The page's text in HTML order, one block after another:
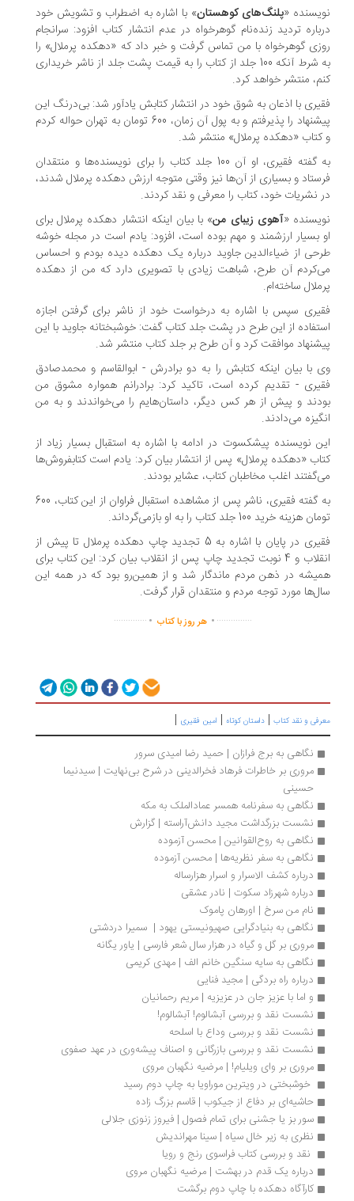
«پلنگ‌های کوهستان» با اشاره به اضطراب و تشویش خود
تردید زنده‌نام گوهرخواه در عدم انتشار کتاب افزود: سرانجام
گوهرخواه با من تماس گرفت و خبر داد که «دهکده پرملال» را
به شرط آنکه 100 جلد از کتاب را به قیمت پشت جلد از ناشر خریداری
منتشر خواهد کرد.
با اذعان به شوق خود در انتشار کتابش یادآور شد: بی‌درنگ این
پیشنهاد را پذیرفتم و به پول آن زمان، 600 تومان به تهران حواله کردم
«دهکده پرملال» منتشر شد.
به گفته فقیری، او آن 100 جلد کتاب را برای نویسنده‌ها و منتقدان
و بسیاری از آن‌ها نیز وقتی متوجه ارزش دهکده پرملال شدند،
نشریات خود، کتاب را معرفی و نقد کردند.
«آهوی زیبای من» با بیان اینکه انتشار دهکده پرملال برای
بسیار ارزشمند و مهم بوده است، افزود: یادم است در مجله خوشه
از ضیاءالدین جاوید درباره یک دهکده دیده بودم و احساس
آن طرح، شباهت زیادی با تصویری دارد که من از دهکده
ساخته‌ام.
سپس با اشاره به درخواست خود از ناشر برای گرفتن اجازه
از این طرح در پشت جلد کتاب گفت: خوشبختانه جاوید با این
موافقت کرد و آن طرح بر جلد کتاب منتشر شد.
با بیان اینکه کتابش را به دو برادرش - ابوالقاسم و محمدصادق
- تقدیم کرده است، تاکید کرد: برادرانم همواره مشوق من
و پیش از هر کس دیگر، داستان‌هایم را می‌خواندند و به من
می‌دادند.
نویسنده پیشکسوت در ادامه با اشاره به استقبال بسیار زیاد از
«دهکده پرملال» پس از انتشار بیان کرد: یادم است کتابفروش‌ها
اغلب مخاطبان کتاب، عشایر بودند.
به گفته فقیری، ناشر پس از مشاهده استقبال فراوان از این کتاب، 600
خرید 100 جلد کتاب را به او بازمی‌گرداند.
فقیری در پایان با اشاره به 5 تجدید چاپ دهکده پرملال تا پیش از
انقلاب و 4 نوبت تجدید چاپ پس از انقلاب بیان کرد: این کتاب برای
در ذهن مردم ماندگار شد و از همین‌رو بود که در همه این
مورد توجه مردم و منتقدان قرار گرفت.
...............
. هر روز با کتاب.
..............
و نقد کتاب|داستان کوتاه|امین فقیری|
نگاهی به برج فرازان | حمید رضا امیدی سرور
مروری بر خاطرات فرهاد فخرالدینی در شرح بی‌نهایت | سیدنیما
نگاهی به سفرنامه همسر عمادالملک به مکه
نشست بزرگداشت مجید دانش‎آراسته | گزارش
نگاهی به روح‌القوانین | محسن آزموده
نگاهی به سفر نظریه‌ها | محسن آزموده
درباره کشف‌‎ الاسرار و اسرار هزارساله
درباره شهرزاد سکوت | نادر عشقی
نام من سرخ | اورهان پاموک
نگاهی به بنیادگرایی صهیونیستی یهود |  سمیرا دردشتی
مروری بر گل و گیاه در هزار سال شعر فارسی | یاور یگانه
نگاهی به سایه سنگین خانم الف | مهدی کریمی
درباره راه بردگی | مجید فنایی
و اما با عزیز جان در عزیزیه | مریم رحمانیان
نشست نقد و بررسی آبشالوم! آبشالوم!
نشست نقد و بررسی وداع با اسلحه
نشست نقد و بررسی بازرگانی و اصناف پیشه‌وری در عهد صفوی
مروری بر وای ویلیام! | مرضیه نگهبان مروی
خوشبختی در ویترین موراویا به چاپ دوم رسید
حاشیه‌ای بر دفاع از جیکوب | قاسم بزرگ زاده
سور بز یا جشنی برای تمام فصول | فیروز زنوزی جلالی
نظری به زیر خال سیاه | سینا مهراندیش
نقد و بررسی کتاب فراسوی رنج و رویا
درباره یک قدم در بهشت | مرضیه نگهبان مروی
کارآگاه دهکده با چاپ دوم برگشت